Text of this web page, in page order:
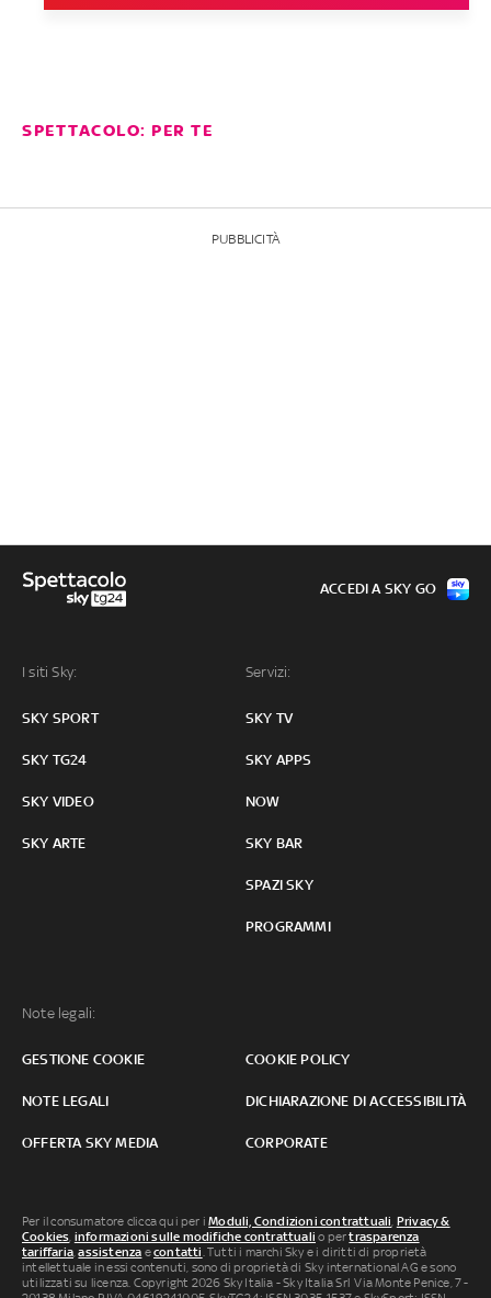
SPETTACOLO: PER TE
PUBBLICITÀ
I siti Sky:
SKY SPORT
SKY TG24
SKY VIDEO
SKY ARTE
Servizi:
SKY TV
SKY APPS
NOW
SKY BAR
SPAZI SKY
PROGRAMMI
Note legali:
GESTIONE COOKIE COOKIE POLICY
NOTE LEGALI DICHIARAZIONE DI ACCESSIBILITÀ
OFFERTA SKY MEDIA CORPORATE
ACCEDI A SKY GO
Per il consumatore clicca qui per iModuli, Condizioni contrattuali, Privacy &
Cookies, informazioni sulle modifiche contrattuali o pertrasparenza
tariffaria,assistenza econtatti. Tutti i marchi Sky e i diritti di proprietà
intellettuale in essi contenuti, sono di proprietà di Sky international AG e sono
utilizzati su licenza. Copyright 2026 Sky Italia - Sky Italia Srl Via Monte Penice, 7 -